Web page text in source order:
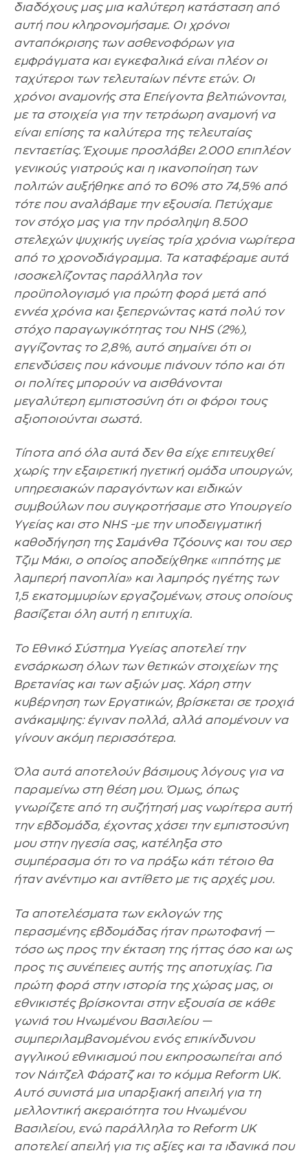
διαδόχους μας μια καλύτερη κατάσταση από
αυτή που κληρονομήσαμε. Οι χρόνοι
ανταπόκρισης των ασθενοφόρων για
εμφράγματα και εγκεφαλικά είναι πλέον οι
ταχύτεροι των τελευταίων πέντε ετών. Οι
χρόνοι αναμονής στα Επείγοντα βελτιώνονται,
με τα στοιχεία για την τετράωρη αναμονή να
είναι επίσης τα καλύτερα της τελευταίας
πενταετίας. Έχουμε προσλάβει 2.000 επιπλέον
γενικούς γιατρούς και η ικανοποίηση των
πολιτών αυξήθηκε από το 60% στο 74,5% από
τότε που αναλάβαμε την εξουσία. Πετύχαμε
τον στόχο μας για την πρόσληψη 8.500
στελεχών ψυχικής υγείας τρία χρόνια νωρίτερα
από το χρονοδιάγραμμα. Τα καταφέραμε αυτά
ισοσκελίζοντας παράλληλα τον
προϋπολογισμό για πρώτη φορά μετά από
εννέα χρόνια και ξεπερνώντας κατά πολύ τον
στόχο παραγωγικότητας του NHS (2%),
αγγίζοντας το 2,8%, αυτό σημαίνει ότι οι
επενδύσεις που κάνουμε πιάνουν τόπο και ότι
οι πολίτες μπορούν να αισθάνονται
μεγαλύτερη εμπιστοσύνη ότι οι φόροι τους
αξιοποιούνται σωστά.
Τίποτα από όλα αυτά δεν θα είχε επιτευχθεί
χωρίς την εξαιρετική ηγετική ομάδα υπουργών,
υπηρεσιακών παραγόντων και ειδικών
συμβούλων που συγκροτήσαμε στο Υπουργείο
Υγείας και στο NHS -με την υποδειγματική
καθοδήγηση της Σαμάνθα Τζόουνς και του σερ
Τζιμ Μάκι, ο οποίος αποδείχθηκε «ιππότης με
λαμπερή πανοπλία» και λαμπρός ηγέτης των
1,5 εκατομμυρίων εργαζομένων, στους οποίους
βασίζεται όλη αυτή η επιτυχία.
Το Εθνικό Σύστημα Υγείας αποτελεί την
ενσάρκωση όλων των θετικών στοιχείων της
Βρετανίας και των αξιών μας. Χάρη στην
κυβέρνηση των Εργατικών, βρίσκεται σε τροχιά
ανάκαμψης: έγιναν πολλά, αλλά απομένουν να
γίνουν ακόμη περισσότερα.
Όλα αυτά αποτελούν βάσιμους λόγους για να
παραμείνω στη θέση μου. Όμως, όπως
γνωρίζετε από τη συζήτησή μας νωρίτερα αυτή
την εβδομάδα, έχοντας χάσει την εμπιστοσύνη
μου στην ηγεσία σας, κατέληξα στο
συμπέρασμα ότι το να πράξω κάτι τέτοιο θα
ήταν ανέντιμο και αντίθετο με τις αρχές μου.
Τα αποτελέσματα των εκλογών της
περασμένης εβδομάδας ήταν πρωτοφανή —
τόσο ως προς την έκταση της ήττας όσο και ως
προς τις συνέπειες αυτής της αποτυχίας. Για
πρώτη φορά στην ιστορία της χώρας μας, οι
εθνικιστές βρίσκονται στην εξουσία σε κάθε
γωνιά του Ηνωμένου Βασιλείου —
συμπεριλαμβανομένου ενός επικίνδυνου
αγγλικού εθνικισμού που εκπροσωπείται από
τον Νάιτζελ Φάρατζ και το κόμμα Reform UK.
Αυτό συνιστά μια υπαρξιακή απειλή για τη
μελλοντική ακεραιότητα του Ηνωμένου
Βασιλείου, ενώ παράλληλα το Reform UK
αποτελεί απειλή για τις αξίες και τα ιδανικά που